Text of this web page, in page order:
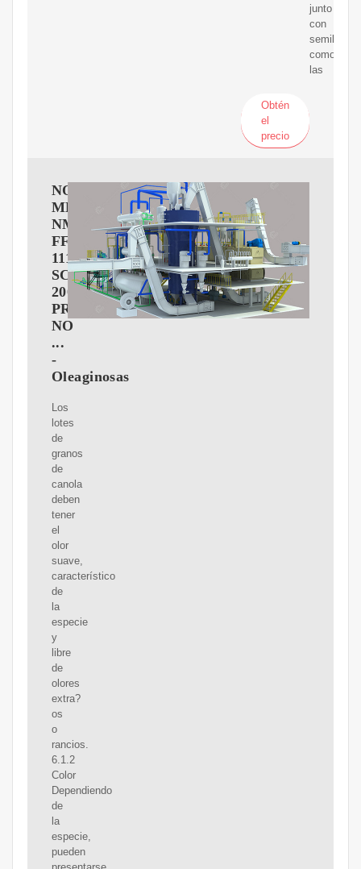
junto
con
semillas
como
las
Obtén
el
precio
NORMA
MEXICANA
NMX-
FF-
111-
SCFI-
2008
PRODUCTOS
NO
...
-
Oleaginosas
Los
lotes
de
granos
de
canola
deben
tener
el
olor
suave,
característico
de
la
especie
y
libre
de
olores
extra?
os
o
rancios.
6.1.2
Color
Dependiendo
de
la
especie,
pueden